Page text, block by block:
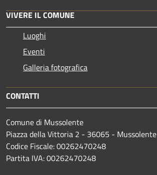
VIVERE IL COMUNE
Luoghi
Eventi
Galleria fotografica
CONTATTI
Comune di Mussolente
Piazza della Vittoria 2 - 36065 - Mussolente
Codice Fiscale: 00262470248
Partita IVA: 00262470248